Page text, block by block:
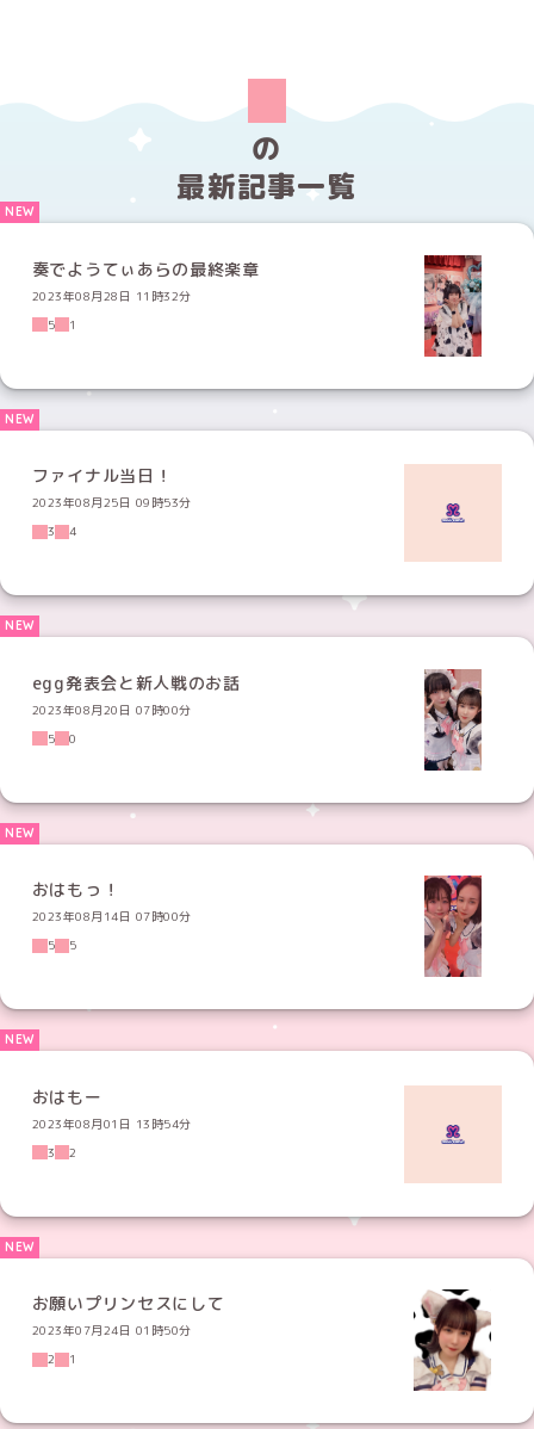
の
最新記事一覧
奏でようてぃあらの最終楽章
2023年08月28日 11時32分
5
1
ファイナル当日！
2023年08月25日 09時53分
3
4
egg発表会と新人戦のお話
2023年08月20日 07時00分
5
0
おはもっ！
2023年08月14日 07時00分
5
5
おはもー
2023年08月01日 13時54分
3
2
お願いプリンセスにして
2023年07月24日 01時50分
2
1